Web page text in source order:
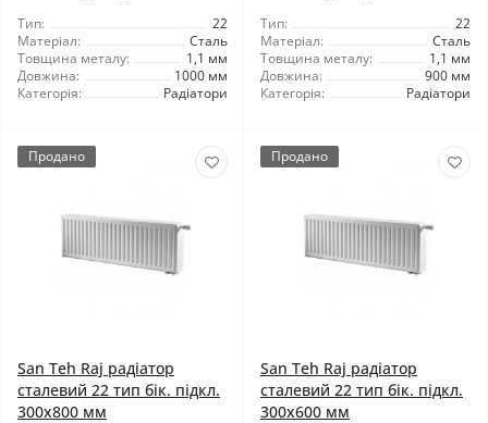
Тип:
22
Матеріал:
Сталь
Товщина металу:
1,1 мм
Довжина:
1000 мм
Категорія:
Радіатори
Тип:
22
Матеріал:
Сталь
Товщина металу:
1,1 мм
Довжина:
900 мм
Категорія:
Радіатори
Продано
San Teh Raj радіатор
сталевий 22 тип бік. підкл.
300x800 мм
Продано
San Teh Raj радіатор
сталевий 22 тип бік. підкл.
300x600 мм